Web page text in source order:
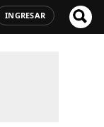
INGRESAR